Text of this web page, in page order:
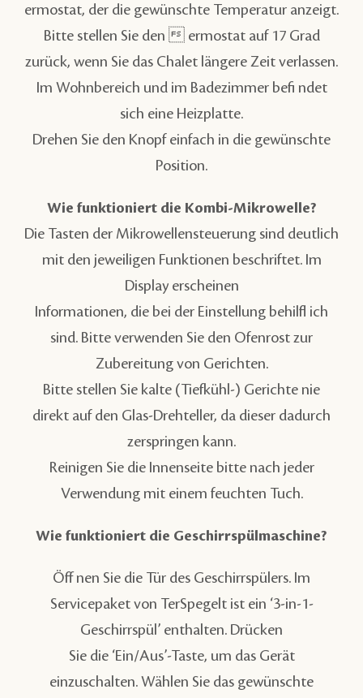
ermostat, der die gewünschte Temperatur anzeigt.
Bitte stellen Sie den  ermostat auf 17 Grad
zurück, wenn Sie das Chalet längere Zeit verlassen.
Im Wohnbereich und im Badezimmer befi ndet
sich eine Heizplatte.
Drehen Sie den Knopf einfach in die gewünschte
Position.
Wie funktioniert die Kombi-Mikrowelle?
Die Tasten der Mikrowellensteuerung sind deutlich
mit den jeweiligen Funktionen beschriftet. Im
Display erscheinen
Informationen, die bei der Einstellung behilfl ich
sind. Bitte verwenden Sie den Ofenrost zur
Zubereitung von Gerichten.
Bitte stellen Sie kalte (Tiefkühl-) Gerichte nie
direkt auf den Glas-Drehteller, da dieser dadurch
zerspringen kann.
Reinigen Sie die Innenseite bitte nach jeder
Verwendung mit einem feuchten Tuch.
Wie funktioniert die Geschirrspülmaschine?
Öff nen Sie die Tür des Geschirrspülers. Im
Servicepaket von TerSpegelt ist ein ‘3-in-1-
Geschirrspül’ enthalten. Drücken
Sie die ‘Ein/Aus’-Taste, um das Gerät
einzuschalten. Wählen Sie das gewünschte